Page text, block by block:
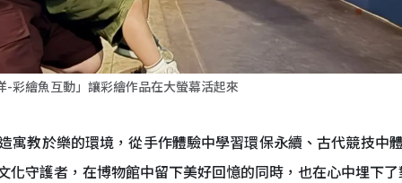
彩繪魚互動」讓彩繪作品在大螢幕活起來
寓教於樂的環境，從手作體驗中學習環保永續、古代競技中
化守護者，在博物館中留下美好回憶的同時，也在心中埋下